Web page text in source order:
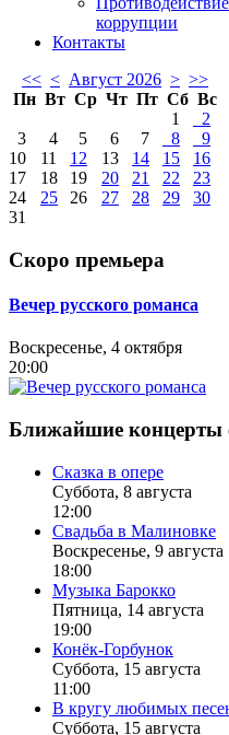
коррупции
Контакты
<< < Август 2026 > >>
Пн Вт Ср Чт Пт Сб Вс
1
2
3
4 5 6 7 8
9
10
11 12 13 14 15
16
17
18 19 20 21 22
23
24
25 26 27 28 29
30
31
Скоро премьера
Вечер русского романса
Воскресенье, 4 октября
20:00
Ближайшие концерты
Сказка в опере
Суббота, 8 августа
12:00
Свадьба в Малиновке
Воскресенье, 9 августа
18:00
Музыка Барокко
Пятница, 14 августа
19:00
Конёк-Горбунок
Суббота, 15 августа
11:00
В кругу любимых
Суббота, 15 августа